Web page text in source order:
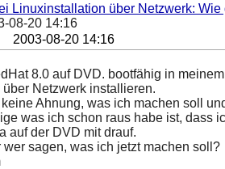
Linuxinstallation über Netzwerk: Wie
08-20 14:16
2003-08-20 14:16
8.0 auf DVD. bootfähig in
Netzwerk installieren.
keine Ahnung, was ich machen soll
was ich schon raus habe ist, dass
auf der DVD mit drauf.
wer sagen, was ich jetzt machen soll?